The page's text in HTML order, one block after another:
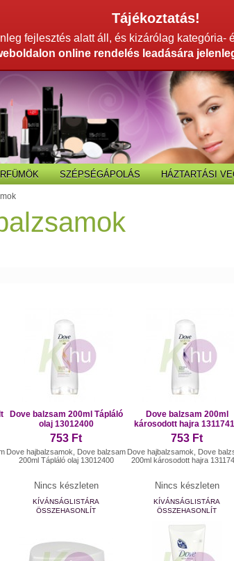
Tájékoztatás!
fejlesztés alatt áll, és kizárólag kategória-
online rendelés leadására
SZÉPSÉGÁPOLÁS HÁZTARTÁSI
Dove balzsam 200ml Tápláló
olaj 13012400
753 Ft
Dove hajbalzsamok, Dove balzsam
200ml Tápláló olaj 13012400
Nincs készleten
KÍVÁNSÁGLISTÁRA
ÖSSZEHASONLÍT
Dove balzsam 200ml
károsodott hajra
753 Ft
Dove hajbalzsamok, Dove
200ml károsodott hajra
Nincs készleten
KÍVÁNSÁGLISTÁRA
ÖSSZEHASONLÍT